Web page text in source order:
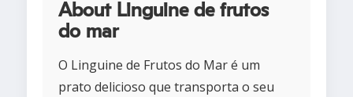
About Linguine de frutos
do mar
O Linguine de Frutos do Mar é um
prato delicioso que transporta o seu